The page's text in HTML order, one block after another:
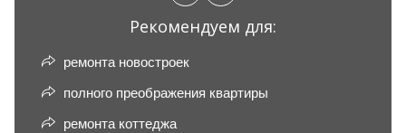
Рекомендуем для:
ремонта новостроек
полного преображения квартиры
ремонта коттеджа